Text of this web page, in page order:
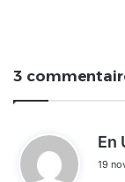
3
En
19